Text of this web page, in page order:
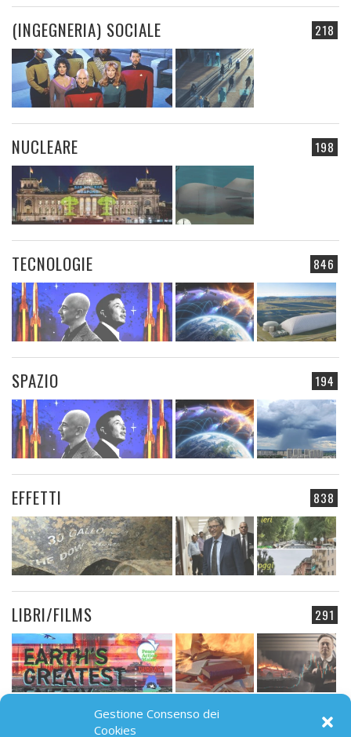
Gestione Consenso dei
Cookies
218
(INGEGNERIA) SOCIALE
198
NUCLEARE
846
TECNOLOGIE
194
SPAZIO
838
EFFETTI
291
LIBRI/FILMS
91
CAMPO ELETTROMAGNETICO